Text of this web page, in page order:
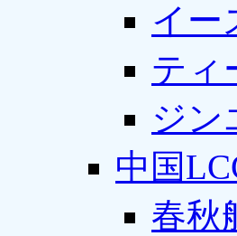
イー
ティ
ジン
中国
春秋